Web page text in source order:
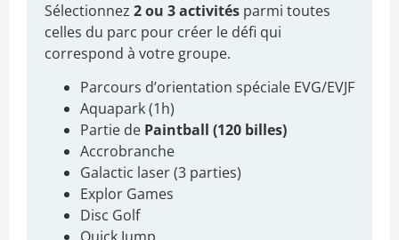
Sélectionnez 2 ou 3 activités parmi toutes
celles du parc pour créer le défi qui
correspond à votre groupe.
Parcours d’orientation spéciale EVG/EVJF
Aquapark (1h)
Partie de Paintball (120 billes)
Accrobranche
Galactic laser (3 parties)
Explor Games
Disc Golf